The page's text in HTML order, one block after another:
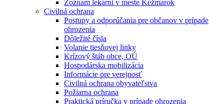
Zoznam lekárni v meste Kežmarok
Civilná ochrana
Postupy a odporúčania pre občanov v prípade
ohrozenia
Dôležité čísla
Volanie tiesňovej linky
Krízový štáb obce, OÚ
Hospodárska mobilizácia
Informácie pre verejnosť
Civilná ochrana obyvateľstva
Požiarna ochrana
Praktická príručka v prípade ohrozenia